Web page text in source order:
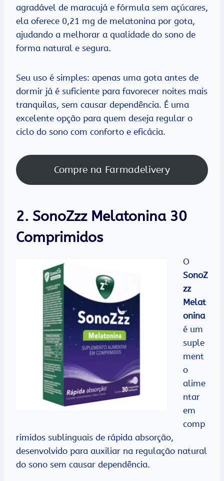
agradável de maracujá e fórmula sem açúcares,
ela oferece 0,21 mg de melatonina por gota,
ajudando a melhorar a qualidade do sono de
forma natural e segura.
Seu uso é simples: apenas uma gota antes de
dormir já é suficiente para favorecer noites mais
tranquilas, sem causar dependência. É uma
excelente opção para quem deseja regular o
ciclo do sono com conforto e eficácia.
Compre na Farmadelivery
2. SonoZzz Melatonina 30
Comprimidos
O
SonoZ
zz
Melat
onina
é um
suple
ment
o
alime
ntar
em
comp
rimidos sublinguais de rápida absorção,
desenvolvido para auxiliar na regulação natural
do sono sem causar dependência.